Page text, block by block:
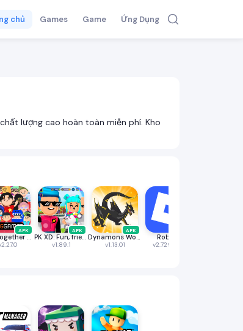
chủ Games Game Ứng Dụng
lượng cao hoàn toàn miễn phí. Kho
APK
Play Together VNG
APK
PK XD: Fun, friends & games
v1.89.1
APK
Dynamons World
v1.13.01
Roblox
v2.729.839